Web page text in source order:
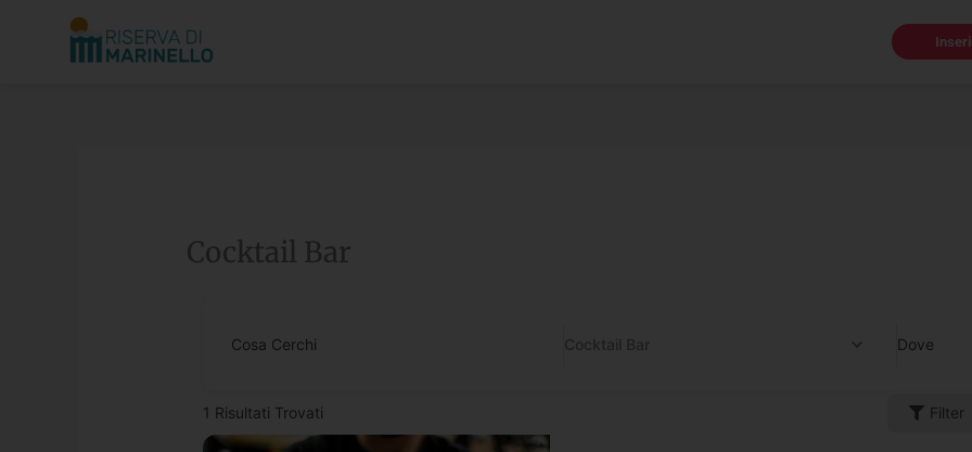
contenuto
Cocktail Bar
Cosa Cerchi Dove
1 Risultati Trovati Filter